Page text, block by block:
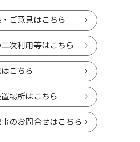
ご意見はこちら
次利用等はこちら
こちら
場所はこちら
のお問合せはこちら